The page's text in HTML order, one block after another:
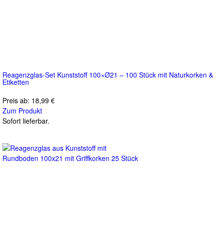
Reagenzglas-Set Kunststoff 100×Ø21 – 100 Stück mit Naturkorken &
Etiketten
Preis ab: 18,99 €
Zum Produkt
Sofort lieferbar.